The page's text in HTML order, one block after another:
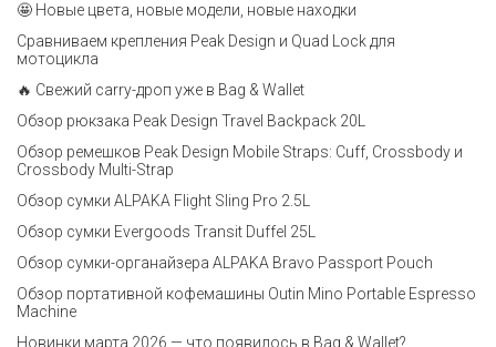
🤩 Новые цвета, новые модели, новые находки
Сравниваем крепления Peak Design и Quad Lock для
мотоцикла
🔥 Свежий carry-дроп уже в Bag & Wallet
Обзор рюкзака Peak Design Travel Backpack 20L
Обзор ремешков Peak Design Mobile Straps: Cuff, Crossbody и
Crossbody Multi-Strap
Обзор сумки ALPAKA Flight Sling Pro 2.5L
Обзор сумки Evergoods Transit Duffel 25L
Обзор сумки-органайзера ALPAKA Bravo Passport Pouch
Обзор портативной кофемашины Outin Mino Portable Espresso
Machine
Новинки марта 2026 — что появилось в Bag & Wallet?